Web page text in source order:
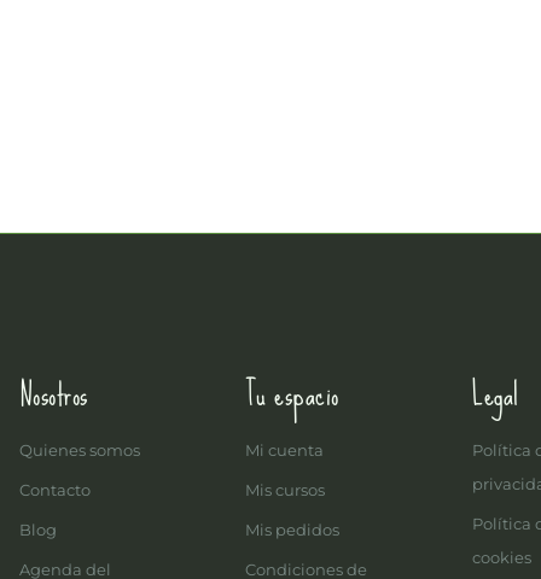
Nosotros
Quienes somos
Contacto
Blog
Agenda del
Tu espacio
Mi cuenta
Mis cursos
Mis pedidos
Condiciones de
Legal
Política
Política
cookies